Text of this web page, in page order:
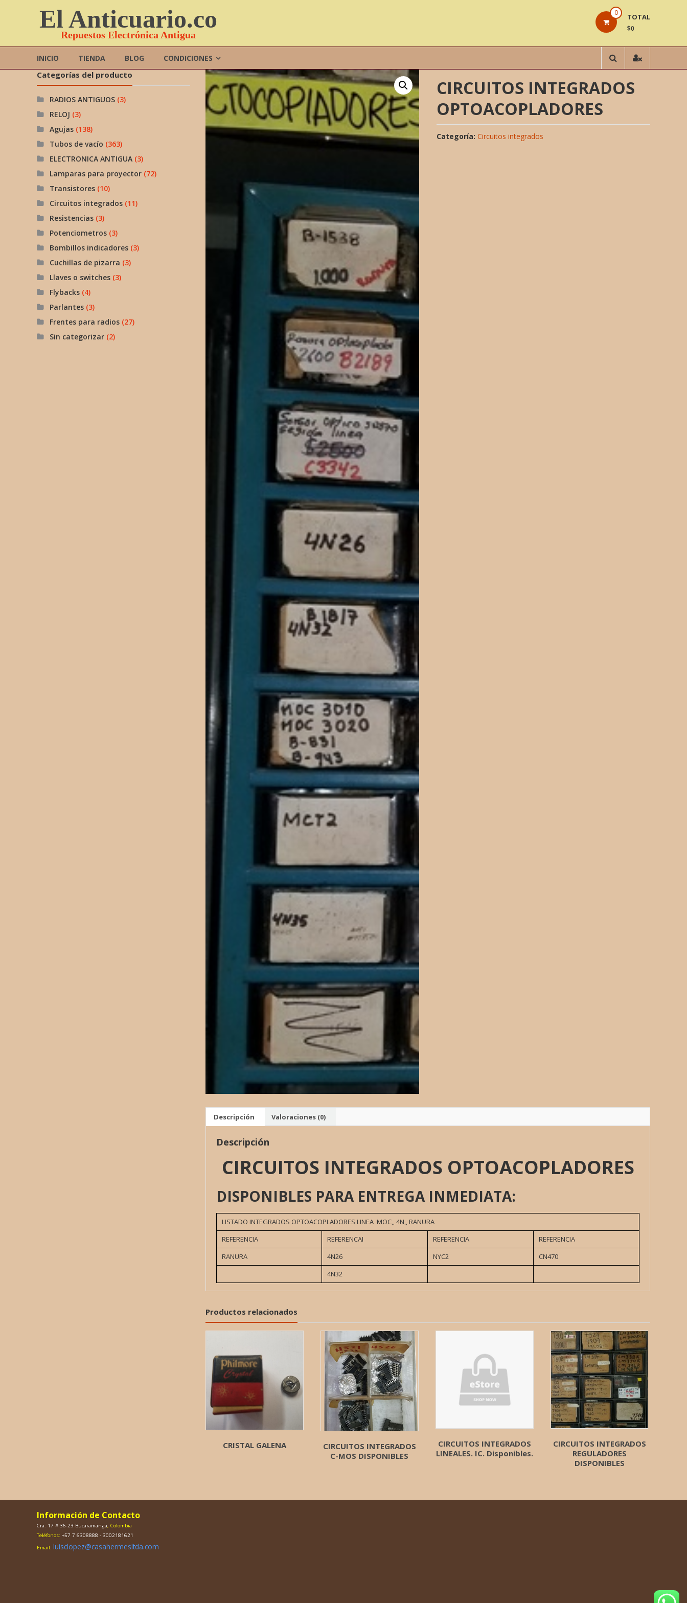
El Anticuario.co
Repuestos Electrónica Antigua
0 TOTAL
$0
INICIO TIENDA BLOG CONDICIONES
CIRCUITOS INTEGRADOS
OPTOACOPLADORES
Categoría: Circuitos integrados
Descripción Valoraciones (0)
Descripción
CIRCUITOS INTEGRADOS OPTOACOPLADORES
DISPONIBLES PARA ENTREGA INMEDIATA:
LISTADO INTEGRADOS OPTOACOPLADORES LINEA MOC,, 4N,, RANURA
REFERENCIA
REFERENCAI REFERENCIA
REFERENCIA
RANURA
4N26 NYC2
CN470
4N32
Productos relacionados
CRISTAL GALENA
CIRCUITOS INTEGRADOS
C-MOS DISPONIBLES
CIRCUITOS INTEGRADOS
LINEALES. IC. Disponibles.
CIRCUITOS INTEGRADOS
REGULADORES
DISPONIBLES
Categorías del producto
RADIOS ANTIGUOS (3)
RELOJ (3)
Agujas (138)
Tubos de vacío (363)
ELECTRONICA ANTIGUA (3)
Lamparas para proyector (72)
Transistores (10)
Circuitos integrados (11)
Resistencias (3)
Potenciometros (3)
Bombillos indicadores (3)
Cuchillas de pizarra (3)
Llaves o switches (3)
Flybacks (4)
Parlantes (3)
Frentes para radios (27)
Sin categorizar (2)
Información de Contacto
Cra. 17 # 36-23 Bucaramanga, Colombia
Teléfonos:+57 7 6308888 - 3002181621
Email: luisclopez@casahermesltda.com